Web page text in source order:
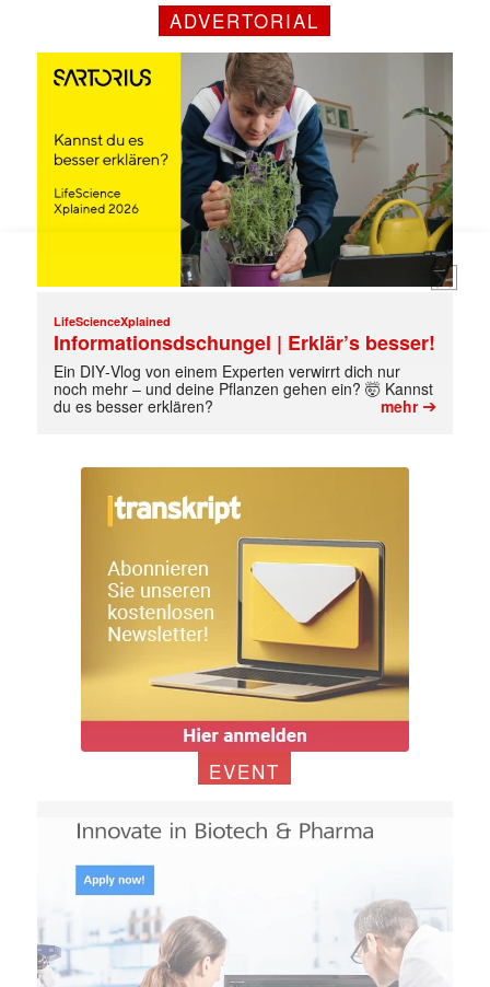
Mit dem |transkript-Newsletter
jede Woche aktuell informiert.
E-
ADVERTORIAL
LifeScienceXplained
Informationsdschungel | Erklär’s besser!
Ein DIY‑Vlog von einem Experten verwirrt dich nur
noch mehr – und deine Pflanzen gehen ein? 🤯 Kannst
du es besser erklären?
mehr➔
EVENT